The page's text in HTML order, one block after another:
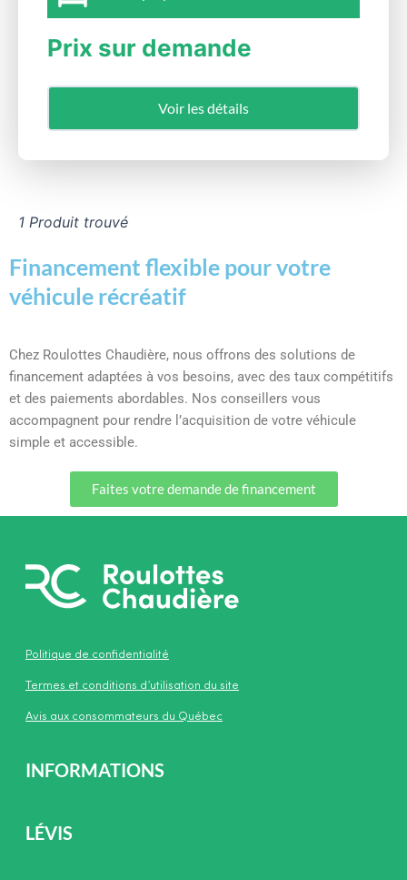
Prix sur demande
Voir les détails
1 Produit trouvé
Financement flexible pour votre
véhicule récréatif
Chez Roulottes Chaudière, nous offrons des solutions de
financement adaptées à vos besoins, avec des taux compétitifs
et des paiements abordables. Nos conseillers vous
accompagnent pour rendre l’acquisition de votre véhicule
simple et accessible.
Faites votre demande de financement
Politique de confidentialité
Termes et conditions d’utilisation du site
Avis aux consommateurs du Québec
INFORMATIONS
LÉVIS